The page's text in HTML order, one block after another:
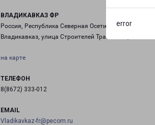
error
ВЛАДИКАВКАЗ ФР
Россия, Республика Северная Осетия — Алания,
Владикавказ, улица Строителей Транскама, 8С
на карте
ТЕЛЕФОН
8(8672) 333-012
EMAIL
Vladikavkaz-fr@pecom.ru